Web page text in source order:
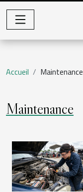
Accueil Maintenance
Maintenance